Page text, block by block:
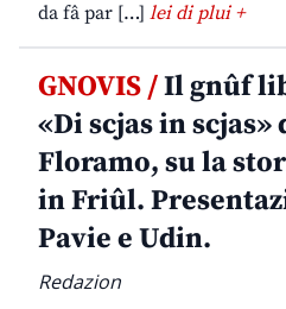
da fâ par […] lei di plui +
GNOVIS /Il gnûf
«Di scjas in scjas»
Floramo, su la
in Friûl.
Pavie e Udin.
Redazion